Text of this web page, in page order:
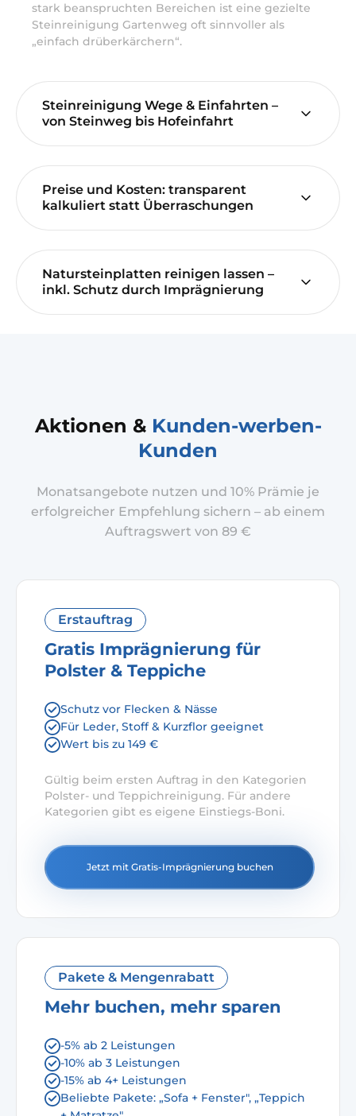
stark beanspruchten Bereichen ist eine gezielte
Steinreinigung Gartenweg oft sinnvoller als
„einfach drüberkärchern“.
Steinreinigung Wege & Einfahrten –
von Steinweg bis Hofeinfahrt
Preise und Kosten: transparent
kalkuliert statt Überraschungen
Natursteinplatten reinigen lassen –
inkl. Schutz durch Imprägnierung
Aktionen & Kunden-werben-
Kunden
Monatsangebote nutzen und 10% Prämie je
erfolgreicher Empfehlung sichern – ab einem
Auftragswert von 89 €
Erstauftrag
Gratis Imprägnierung für
Polster & Teppiche
Schutz vor Flecken & Nässe
Für Leder, Stoff & Kurzflor geeignet
Wert bis zu 149 €
Gültig beim ersten Auftrag in den Kategorien
Polster- und Teppichreinigung. Für andere
Kategorien gibt es eigene Einstiegs-Boni.
Jetzt mit Gratis-Imprägnierung buchen
Pakete & Mengenrabatt
Mehr buchen, mehr sparen
-5% ab 2 Leistungen
-10% ab 3 Leistungen
-15% ab 4+ Leistungen
Beliebte Pakete: „Sofa + Fenster", „Teppich